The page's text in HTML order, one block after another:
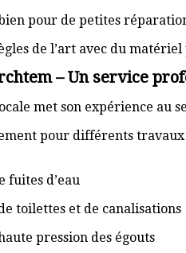
pour de petites
de l’art avec du
– Un service
met son expérience au
pour différents travaux
fuites d’eau
toilettes et de canalisations
pression des égouts